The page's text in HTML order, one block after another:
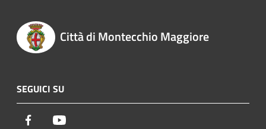
Città di Montecchio Maggiore
SEGUICI SU
Facebook